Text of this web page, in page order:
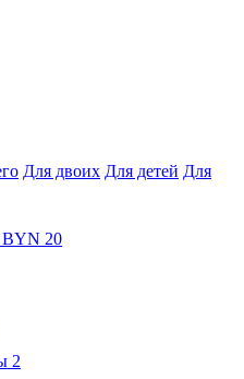
Для двоих Для детей Для
BYN 20
2